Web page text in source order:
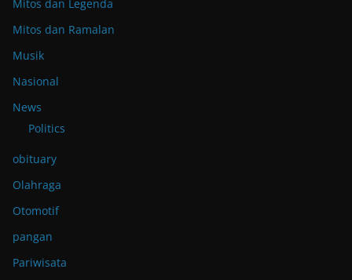
Mitos dan Legenda
Mitos dan Ramalan
Musik
Nasional
News
Politics
obituary
Olahraga
Otomotif
pangan
Pariwisata